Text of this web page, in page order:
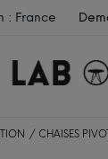
: France
CHAISES